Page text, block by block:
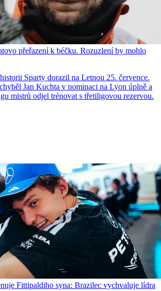
přeřazení k béčku. Rozuzlení by mohlo
Sparty dorazil na Letnou 25. července.
Jan Kuchta v nominaci na Lyon úplně a
mistrů odjel trénovat s třetiligovou rezervou.
Fittipaldiho syna: Brazilec vychvaluje lídra